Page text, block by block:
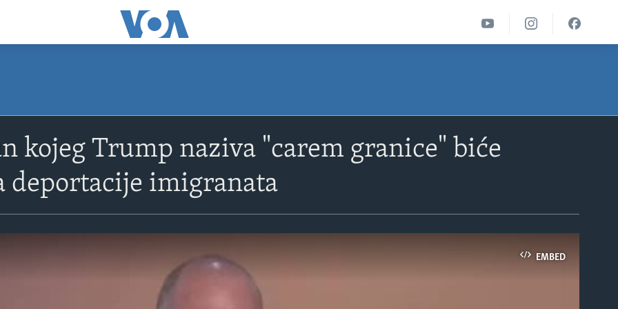
kojeg Trump naziva "carem granice" biće
deportacije imigranata
EMBED